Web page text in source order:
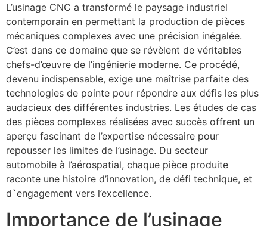
L’usinage CNC a transformé le paysage industriel
contemporain en permettant la production de pièces
mécaniques complexes avec une précision inégalée.
C’est dans ce domaine que se révèlent de véritables
chefs-d’œuvre de l’ingénierie moderne. Ce procédé,
devenu indispensable, exige une maîtrise parfaite des
technologies de pointe pour répondre aux défis les plus
audacieux des différentes industries. Les études de cas
des pièces complexes réalisées avec succès offrent un
aperçu fascinant de l’expertise nécessaire pour
repousser les limites de l’usinage. Du secteur
automobile à l’aérospatial, chaque pièce produite
raconte une histoire d’innovation, de défi technique, et
d`engagement vers l’excellence.
Importance de l’usinage